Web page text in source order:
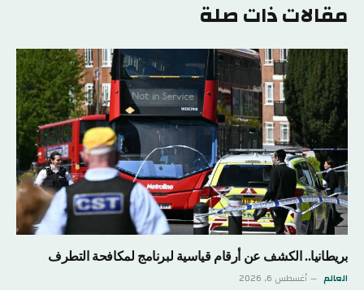
مقالات ذات صلة
بريطانيا.. الكشف عن أرقام قياسية لبرنامج لمكافحة التطرف
العالم أغسطس 6, 2026